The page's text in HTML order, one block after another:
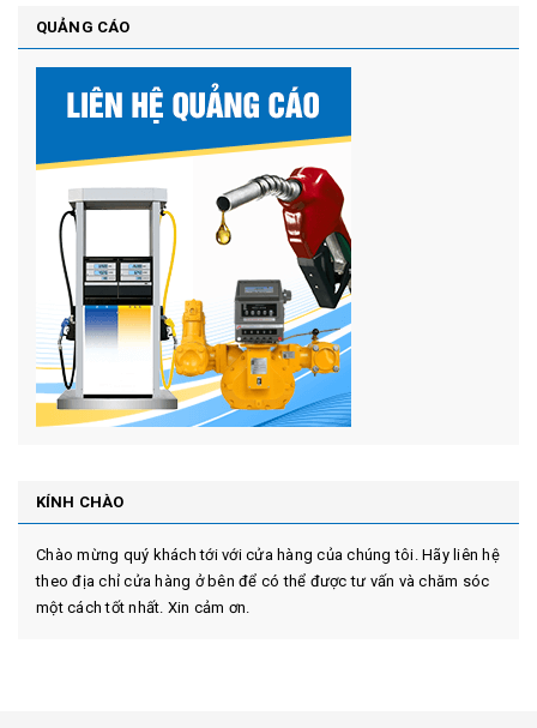
QUẢNG CÁO
KÍNH CHÀO
Chào mừng quý khách tới với cửa hàng của chúng tôi. Hãy liên hệ
theo địa chỉ cửa hàng ở bên để có thể được tư vấn và chăm sóc
một cách tốt nhất. Xin cảm ơn.